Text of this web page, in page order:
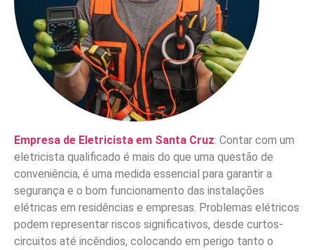
Empresa de Eletricista em Santa Cruz: Contar com um
eletricista qualificado é mais do que uma questão de
conveniência, é uma medida essencial para garantir a
segurança e o bom funcionamento das instalações
elétricas em residências e empresas. Problemas elétricos
podem representar riscos significativos, desde curtos-
circuitos até incêndios, colocando em perigo tanto o